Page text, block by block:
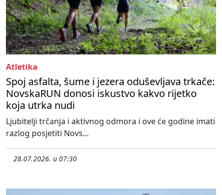
Atletika
Spoj asfalta, šume i jezera oduševljava trkače:
NovskaRUN donosi iskustvo kakvo rijetko
koja utrka nudi
Ljubitelji trčanja i aktivnog odmora i ove će godine imati
razlog posjetiti Novs...
28.07.2026. u 07:30